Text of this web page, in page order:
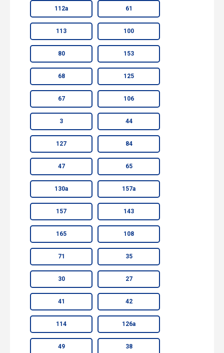
112а 61
113 100
80 153
68 125
67 106
3 44
127 84
47 65
130а 157а
157 143
165 108
71 35
30 27
41 42
114 126а
49 38